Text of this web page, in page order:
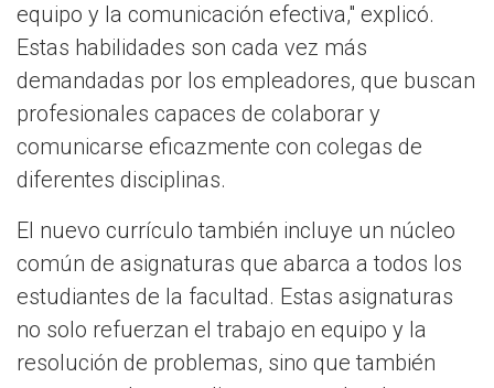
equipo y la comunicación efectiva," explicó.
Estas habilidades son cada vez más
demandadas por los empleadores, que buscan
profesionales capaces de colaborar y
comunicarse eficazmente con colegas de
diferentes disciplinas.
El nuevo currículo también incluye un núcleo
común de asignaturas que abarca a todos los
estudiantes de la facultad. Estas asignaturas
no solo refuerzan el trabajo en equipo y la
resolución de problemas, sino que también